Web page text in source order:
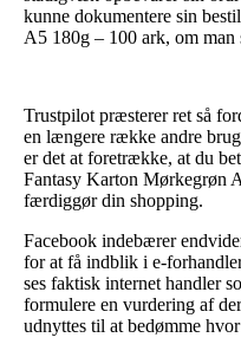
kunne dokumentere sin
A5 180g – 100 ark, om man
Trustpilot præsterer ret så
en længere række andre
er det at foretrække, at du
Fantasy Karton Mørkegrøn
færdiggør din shopping.
Facebook indebærer
for at få indblik i e-
ses faktisk internet handler
formulere en vurdering af
udnyttes til at bedømme